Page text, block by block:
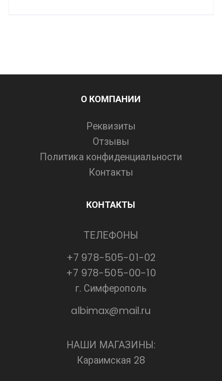
О КОМПАНИИ
Реквизиты
Отзывы
Политика конфиденциальности
Контакты
КОНТАКТЫ
ТЕЛЕФОНЫ
+7 978-505-01-02
+7 978-505-00-10
г. Симферополь
albimax@mail.ru
НАШИ МАГАЗИНЫ:
Караимская 28